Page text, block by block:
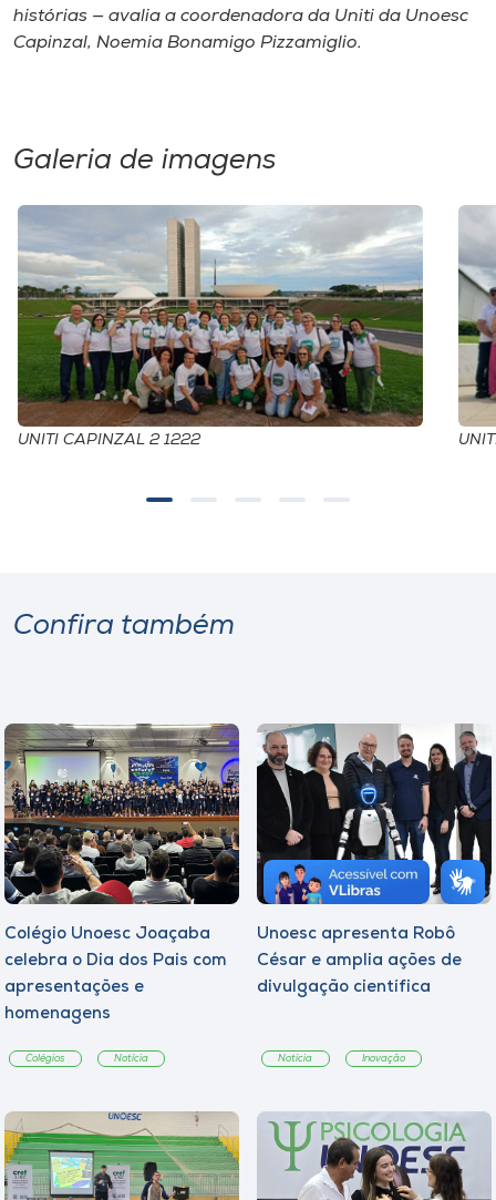
A+
histórias — avalia a coordenadora da Uniti da Unoesc
Capinzal, Noemia Bonamigo Pizzamiglio.
Galeria de imagens
UNITI CAPINZAL 2 1222
Confira também
Colégio Unoesc Joaçaba
celebra o Dia dos Pais com
apresentações e
homenagens
Colégios Notícia
Unoesc apresenta Robô
César e amplia ações de
divulgação científica
Notícia Inovação